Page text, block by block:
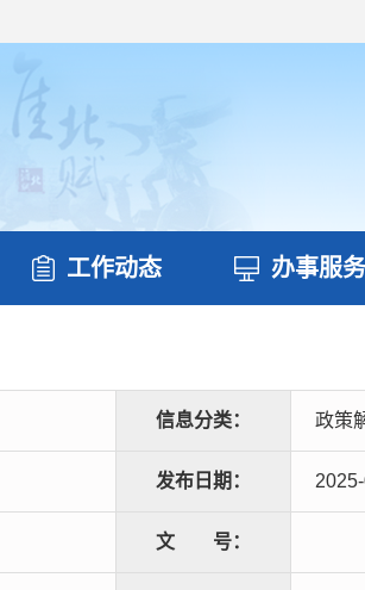
工作动态 办事服务
信息分类： 政策
发布日期：
文 号：